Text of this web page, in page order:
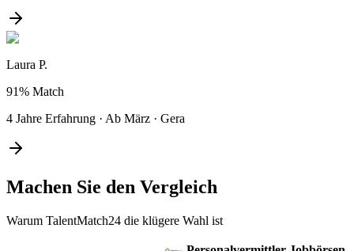
Laura P.
91% Match
4 Jahre Erfahrung · Ab März · Gera
Machen Sie den Vergleich
Warum TalentMatch24 die klügere Wahl ist